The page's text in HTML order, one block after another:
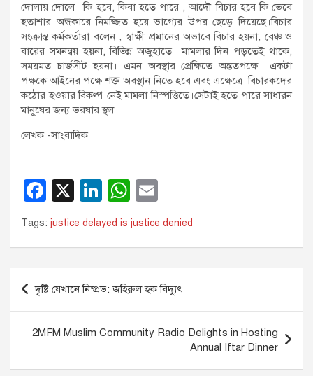
দোলায় দোলে। কি হবে, কিবা হতে পারে , আদৌ বিচার হবে কি ভেবে
হতাশার অন্ধকারে নিমজ্জিত হয়ে ভাগ্যের উপর ছেড়ে দিয়েছে।বিচার
সংক্রান্ত কর্মকর্তারা বলেন , স্বাক্ষী প্রমানের অভাবে বিচার হয়না, বেঞ্চ ও
বারের সমনন্বয় হয়না, বিভিন্ন অজুহাতে মামলার দিন পড়তেই থাকে,
সময়মত চার্জসীট হয়না। এমন অবস্থার প্রেক্ষিতে অন্ততপক্ষে একটা
পক্ষকে আইনের পক্ষে শক্ত অবস্থান নিতে হবে এবং এক্ষেত্রে বিচারকদের
কঠোর হওয়ার বিকল্প নেই মামলা নিস্পত্তিতে।সেটাই হতে পারে সাধারন
মানুষের জন্য ভরষার স্থল।
লেখক -সাংবাদিক
F
a
c
b
o
o
X
Li
n
k
dI
W
h
at
A
p
p
m
ail
Tags: justice delayed is justice denied
Post
navigation
দৃষ্টি যেখানে নিষ্প্রভ: জহিরুল হক বিদ্যুৎ
2MFM Muslim Community Radio Delights in Hosting
Annual Iftar Dinner